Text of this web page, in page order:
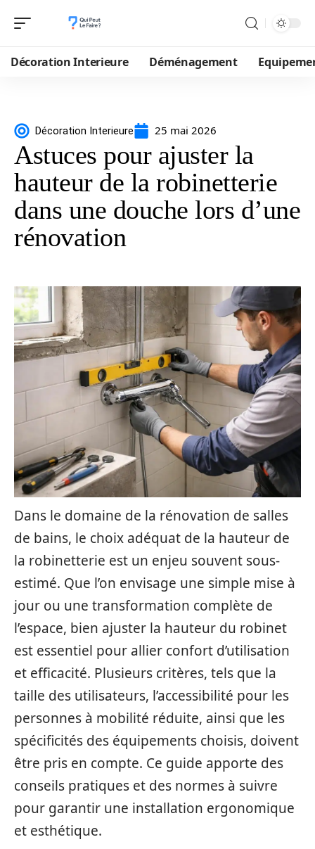
Décoration Interieure Déménagement
Décoration Interieure 25 mai 2026
Astuces pour ajuster la
hauteur de la robinetterie
dans une douche lors d’une
rénovation
Dans le domaine de la rénovation de salles
de bains, le choix adéquat de la hauteur de
la robinetterie est un enjeu souvent sous-
estimé. Que l’on envisage une simple mise à
jour ou une transformation complète de
l’espace, bien ajuster la hauteur du robinet
est essentiel pour allier confort d’utilisation
et efficacité. Plusieurs critères, tels que la
taille des utilisateurs, l’accessibilité pour les
personnes à mobilité réduite, ainsi que les
spécificités des équipements choisis, doivent
être pris en compte. Ce guide apporte des
conseils pratiques et des normes à suivre
pour garantir une installation ergonomique
et esthétique.